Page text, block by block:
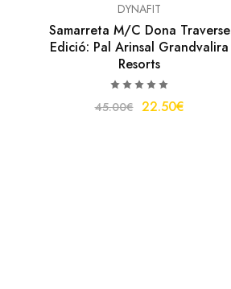
DYNAFIT
Samarreta M/C Dona Traverse
Edició: Pal Arinsal Grandvalira
Resorts
45.00€ 22.50€